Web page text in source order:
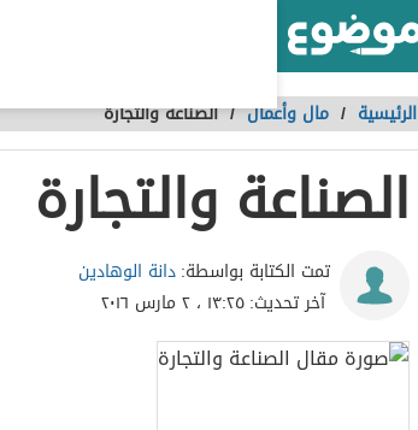
الرئيسية / مال وأعمال /الصناعة والتجارة
الصناعة والتجارة
تمت الكتابة بواسطة:دانة الوهادين
آخر تحديث:١٣:٢٥ ، ٢ مارس ٢٠١٦